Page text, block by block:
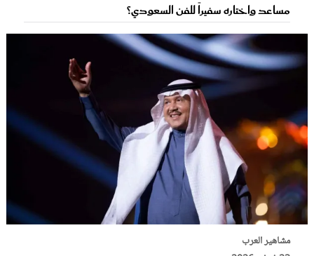
مساعد واختاره سفيراً للفن السعودي؟
مشاهير العرب